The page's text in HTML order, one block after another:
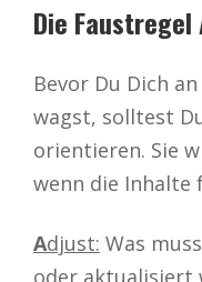
Die Faustregel
Bevor Du Dich
wagst, solltest
orientieren. Sie
wenn die Inhalte
Adjust: Was
oder aktualisiert